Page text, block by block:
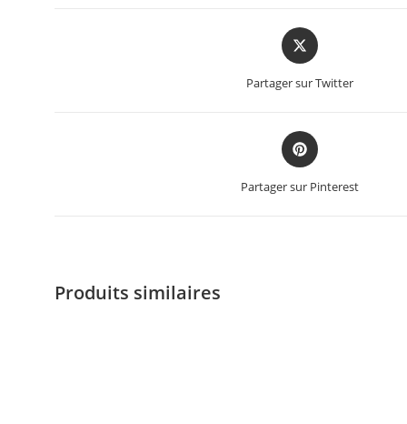
Partager sur Twitter
Partager sur Pinterest
Produits similaires